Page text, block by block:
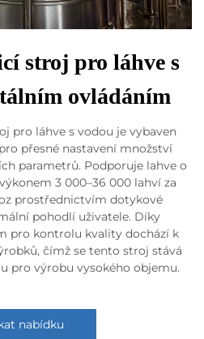
stroj pro láhve s
ovládáním
pro láhve s vodou je vybaven
přesné nastavení množství
parametrů. Podporuje lahve o
3 000–36 000 lahví za
prostřednictvím dotykové
pohodlí uživatele. Díky
pro kontrolu kvality dochází k
čímž se tento stroj stává
pro výrobu vysokého objemu.
nabídku